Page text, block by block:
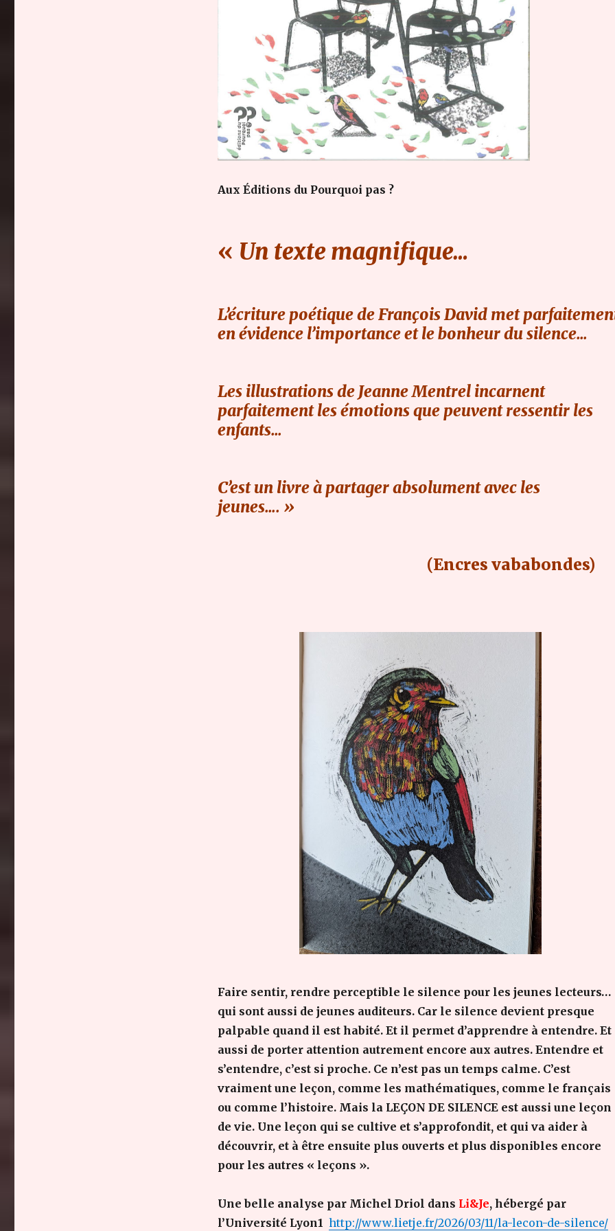
Aux Éditions du Pourquoi pas ?
« Un texte magnifique…
L’écriture poétique de François David met
en évidence l’importance et le bonheur du silence…
Les illustrations de Jeanne Mentrel incarnent
parfaitement les émotions que peuvent ressentir les
enfants…
C’est un livre à partager absolument avec les
jeunes…. »
(Encres vababondes)
Faire sentir, rendre perceptible le silence pour les jeunes lecteurs…
qui sont aussi de jeunes auditeurs. Car le silence devient presque
palpable quand il est habité. Et il permet d’apprendre à entendre. Et
aussi de porter attention autrement encore aux autres. Entendre et
s’entendre, c’est si proche. Ce n’est pas un temps calme. C’est
vraiment une leçon, comme les mathématiques, comme le français
ou comme l’histoire. Mais la LEÇON DE SILENCE est aussi une leçon
de vie. Une leçon qui se cultive et s’approfondit, et qui va aider à
découvrir, et à être ensuite plus ouverts et plus disponibles encore
pour les autres « leçons ».
Une belle analyse par Michel Driol dans Li&Je, hébergé par
l’Université Lyon1 http://www.lietje.fr/2026/03/11/la-lecon-de-silence/